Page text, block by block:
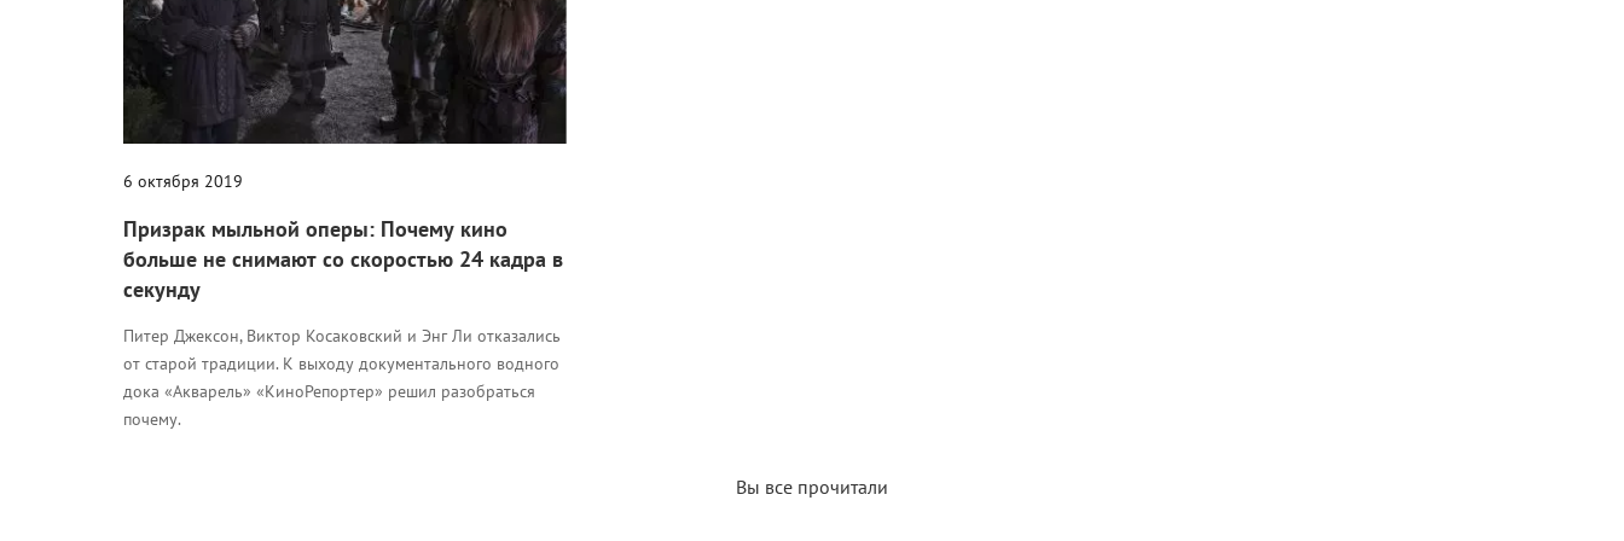
6 октября 2019
Призрак мыльной оперы: Почему кино
больше не снимают со скоростью 24 кадра в
секунду
Питер Джексон, Виктор Косаковский и Энг Ли отказались
от старой традиции. К выходу документального водного
дока «Акварель» «КиноРепортер» решил разобраться
почему.
Вы все прочитали